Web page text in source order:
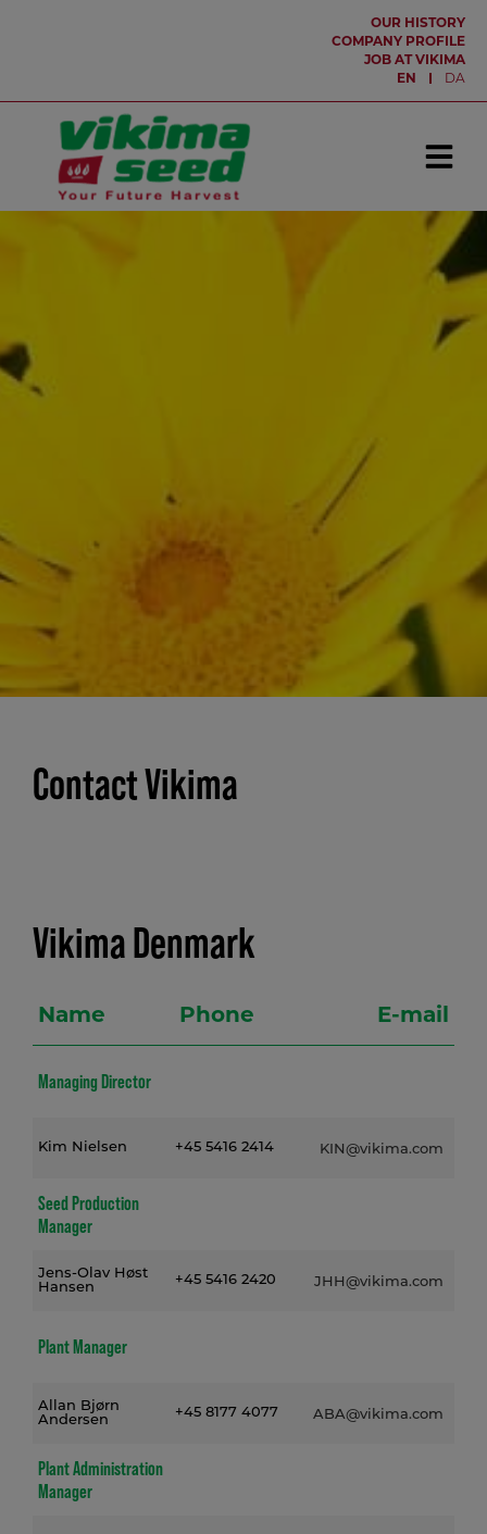
OUR HISTORY
COMPANY PROFILE
JOB AT VIKIMA
EN
DA
Contact Vikima
Vikima Denmark
Name Phone E-mail
Managing Director
Kim Nielsen +45 5416 2414 KIN@vikima.com
Seed Production
Manager
Jens-Olav Høst
Hansen
+45 5416 2420 JHH@vikima.com
Plant Manager
Allan Bjørn
Andersen
+45 8177 4077 ABA@vikima.com
Plant Administration
Manager